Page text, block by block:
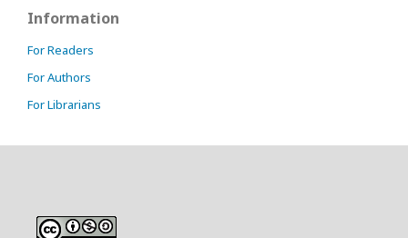
Information
For Readers
For Authors
For Librarians